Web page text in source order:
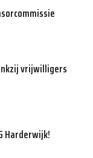
vrijwilligers
Harderwijk!